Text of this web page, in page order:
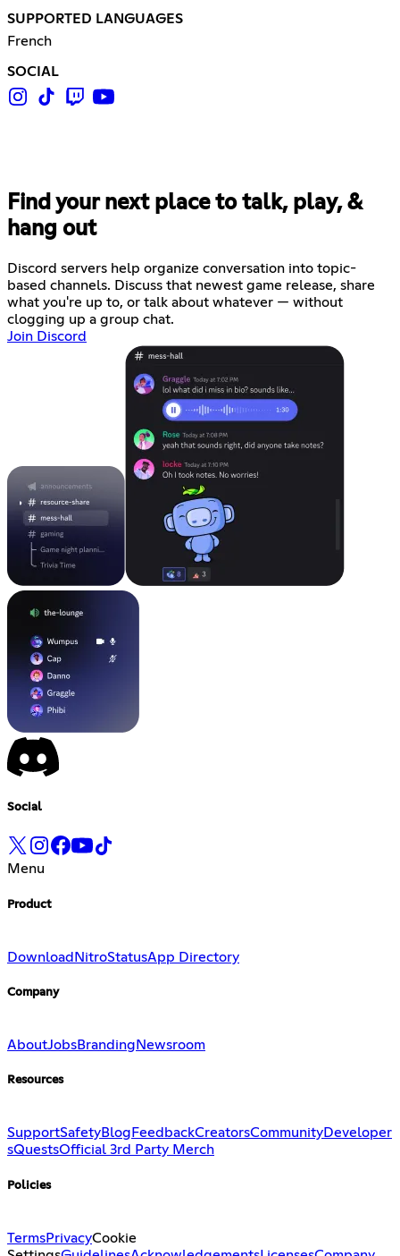
SUPPORTED LANGUAGES
French
SOCIAL
Find your next place to talk, play, &
hang out
Discord servers help organize conversation into topic-
based channels. Discuss that newest game release, share
what you're up to, or talk about whatever — without
clogging up a group chat.
Join Discord
Social
Menu
Product
Download NitroStatusApp Directory
Company
AboutJobsBranding Newsroom
Resources
SupportSafetyBlog FeedbackCreatorsCommunityDeveloper
sQuestsOfficial 3rd Party Merch
Policies
TermsPrivacyCookie